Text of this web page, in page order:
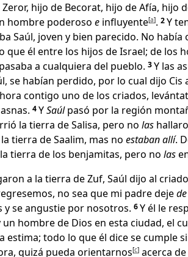
hijo de Becorat, hijo de Afía, hijo
hombre poderoso e influyente[a]. 2Y
Saúl, joven y bien parecido. No había
que él entre los hijos de Israel; de los
a cualquiera del pueblo. 3Y las
se habían perdido, por lo cual dijo Cis
contigo uno de los criados,
4YSaúlpasó por la región
la tierra de Salisa, pero no las
tierra de Saalim, mas no estaban allí.
tierra de los benjamitas, pero no las
a la tierra de Zuf, Saúl dijo al
no sea que mi padre deje
y se angustie por nosotros. 6Y él le
un hombre de Dios en esta ciudad, el
estima; todo lo que él dice se cumple
quizá pueda orientarnos[c] acerca